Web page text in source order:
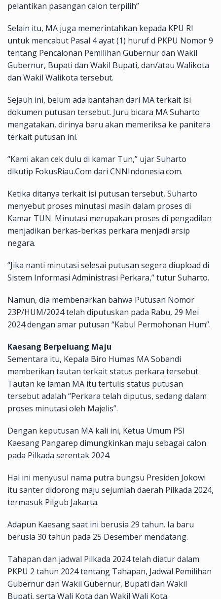
pelantikan pasangan calon terpilih”
Selain itu, MA juga memerintahkan kepada KPU RI
untuk mencabut Pasal 4 ayat (1) huruf d PKPU Nomor 9
tentang Pencalonan Pemilihan Gubernur dan Wakil
Gubernur, Bupati dan Wakil Bupati, dan/atau Walikota
dan Wakil Walikota tersebut.
Sejauh ini, belum ada bantahan dari MA terkait isi
dokumen putusan tersebut. Juru bicara MA Suharto
mengatakan, dirinya baru akan memeriksa ke panitera
terkait putusan ini.
“Kami akan cek dulu di kamar Tun,” ujar Suharto
dikutip FokusRiau.Com dari CNNIndonesia.com.
Ketika ditanya terkait isi putusan tersebut, Suharto
menyebut proses minutasi masih dalam proses di
Kamar TUN. Minutasi merupakan proses di pengadilan
menjadikan berkas-berkas perkara menjadi arsip
negara.
“Jika nanti minutasi selesai putusan segera diupload di
Sistem Informasi Administrasi Perkara,” tutur Suharto.
Namun, dia membenarkan bahwa Putusan Nomor
23P/HUM/2024 telah diputuskan pada Rabu, 29 Mei
2024 dengan amar putusan “Kabul Permohonan Hum”.
Kaesang Berpeluang Maju
Sementara itu, Kepala Biro Humas MA Sobandi
memberikan tautan terkait status perkara tersebut.
Tautan ke laman MA itu tertulis status putusan
tersebut adalah “Perkara telah diputus, sedang dalam
proses minutasi oleh Majelis”.
Dengan keputusan MA kali ini, Ketua Umum PSI
Kaesang Pangarep dimungkinkan maju sebagai calon
pada Pilkada serentak 2024.
Hal ini menyusul nama putra bungsu Presiden Jokowi
itu santer didorong maju sejumlah daerah Pilkada 2024,
termasuk Pilgub Jakarta.
Adapun Kaesang saat ini berusia 29 tahun. Ia baru
berusia 30 tahun pada 25 Desember mendatang.
Tahapan dan jadwal Pilkada 2024 telah diatur dalam
PKPU 2 tahun 2024 tentang Tahapan, Jadwal Pemilihan
Gubernur dan Wakil Gubernur, Bupati dan Wakil
Bupati, serta Wali Kota dan Wakil Wali Kota.